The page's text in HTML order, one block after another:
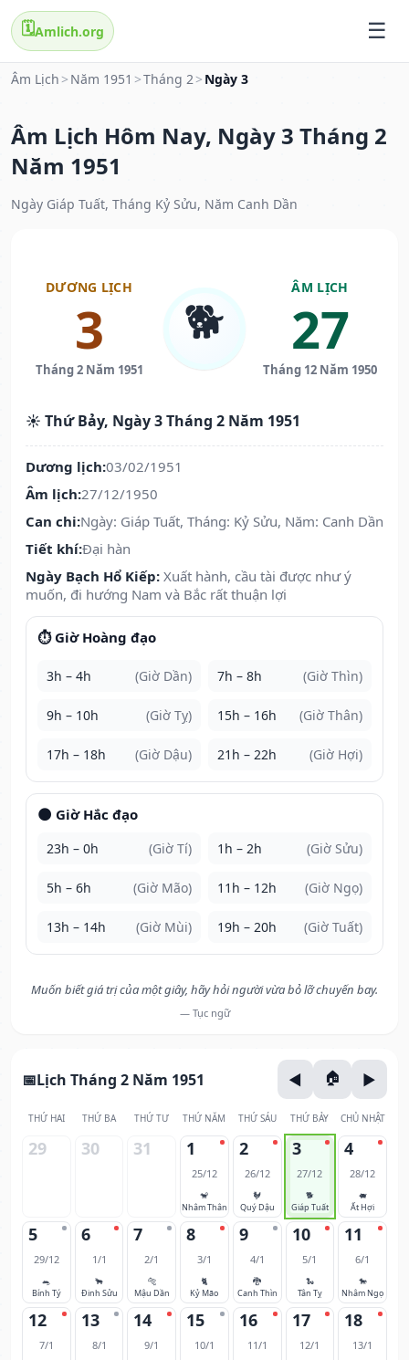
🗓️Amlich.org
Âm Lịch > Năm 1951 >Tháng 2> Ngày 3
Âm Lịch Hôm Nay, Ngày 3 Tháng 2
Năm 1951
Ngày Giáp Tuất, Tháng Kỷ Sửu, Năm Canh Dần
DƯƠNG LỊCH
3
Tháng 2 Năm 1951
🐕
ÂM LỊCH
27
Tháng 12 Năm 1950
☀️ Thứ Bảy, Ngày 3 Tháng 2 Năm 1951
Dương lịch:03/02/1951
Âm lịch:27/12/1950
Can chi:Ngày: Giáp Tuất, Tháng: Kỷ Sửu, Năm: Canh Dần
Tiết khí:Đại hàn
Ngày Bạch Hổ Kiếp: Xuất hành, cầu tài được như ý
muốn, đi hướng Nam và Bắc rất thuận lợi
⏱️ Giờ Hoàng đạo
3h – 4h (Giờ Dần) 7h – 8h (Giờ Thìn)
9h – 10h (Giờ Tỵ) 15h – 16h (Giờ Thân)
17h – 18h (Giờ Dậu) 21h – 22h (Giờ Hợi)
🌑 Giờ Hắc đạo
23h – 0h (Giờ Tí) 1h – 2h (Giờ Sửu)
5h – 6h (Giờ Mão) 11h – 12h (Giờ Ngọ)
13h – 14h (Giờ Mùi) 19h – 20h (Giờ Tuất)
Muốn biết giá trị của một giây, hãy hỏi người vừa bỏ lỡ chuyến bay.
— Tục ngữ
Lịch Tháng 2 Năm 1951
THỨ HAI THỨ BA THỨ TƯ THỨ NĂM THỨ SÁU THỨ BẢY CHỦ NHẬT
29 30 31 1
25/12
🐒
Nhâm Thân
2
26/12
🐓
Quý Dậu
3
27/12
🐕
Giáp Tuất
4
28/12
🐖
Ất Hợi
5
29/12
🐀
Bính Tý
6
1/1
🐂
Đinh Sửu
7
2/1
🐅
Mậu Dần
8
3/1
🐈
Kỷ Mão
9
4/1
🐉
Canh Thìn
10
5/1
🐍
Tân Tỵ
11
6/1
🐎
Nhâm Ngọ
12
7/1
13
8/1
14
9/1
15
10/1
16
11/1
17
12/1
18
13/1